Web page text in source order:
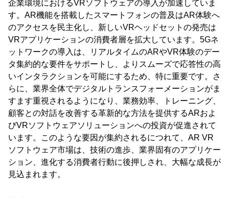
企業環境におけるVRソフトウェアの導入が加速していま
す。AR機能を搭載したスマートフォンの普及はAR体験へ
のアクセスを民主化し、新しいVRヘッドセットの発売は
VRアプリケーションの消費者層を拡大しています。5Gネ
ットワークの導入は、リアルタイムのARやVR体験のデー
タ集約的な要件をサポートし、よりスムーズで応答性の高
いインタラクションを可能にするため、特に重要です。さ
らに、業界全体でデジタルトランスフォーメーションがま
すます重視されるようになり、業務効率、トレーニング、
顧客との対話を改善する革新的な方法を提供するARおよ
びVRソフトウェアソリューションへの投資が促進されて
います。このような要因が集約されるにつれて、AR VR
ソフトウェア市場は、技術の進歩、業界固有のアプリケー
ション、進化する消費者行動に後押しされ、大幅な成長が
見込まれます。